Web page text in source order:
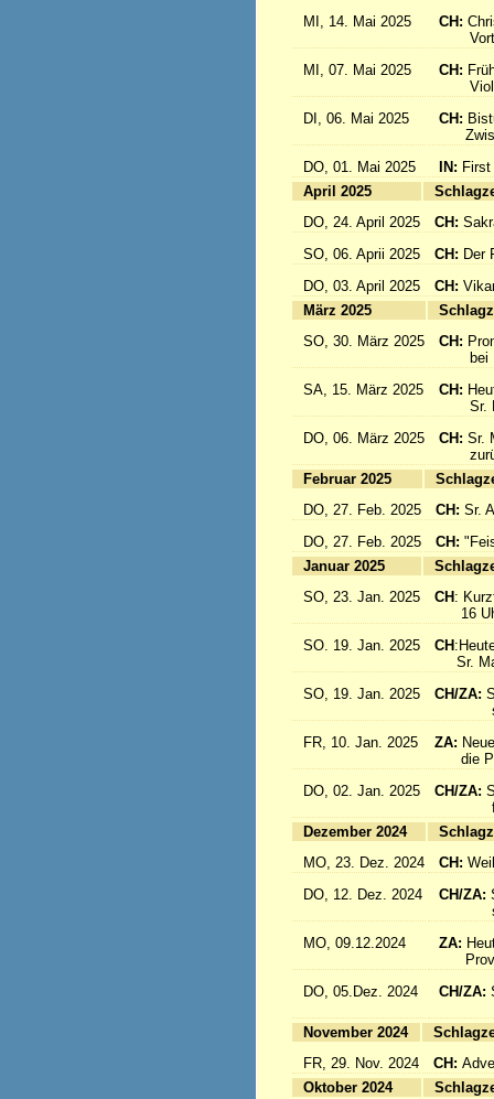
MI, 14. Mai 2025
CH:
MI, 07. Mai 2025
CH:
DI, 06. Mai 2025
CH:
DO, 01. Mai 2025
IN:
April 2025
DO, 24. April 2025
CH:
SO, 06. Aprii 2025
CH: Der
DO, 03. April 2025
CH:
März 2025
SO, 30. März 2025
CH:
bei
SA, 15. März 2025
CH:
Sr.
DO, 06. März 2025
CH: Sr.
Februar 2025
DO, 27. Feb. 2025
CH: Sr.
DO, 27. Feb. 2025
CH:
Januar 2025
SO, 23. Jan. 2025
CH :
16
SO. 19. Jan. 2025
CH
Sr.
SO, 19. Jan. 2025
CH/ZA:
sind
FR, 10. Jan. 2025
ZA:
die
DO, 02. Jan. 2025
CH/ZA:
Dezember 2024
MO, 23. Dez. 2024
CH:
DO, 12. Dez. 2024
CH/ZA:
MO, 09.12.2024
ZA:
DO, 05.Dez. 2024
CH/ZA:
November 2024
FR, 29. Nov. 2024
CH:
Oktober 2024